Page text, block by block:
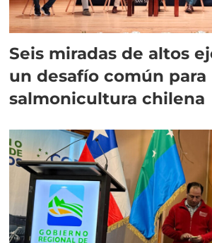
Seis miradas de altos
un desafío común para
salmonicultura chilena